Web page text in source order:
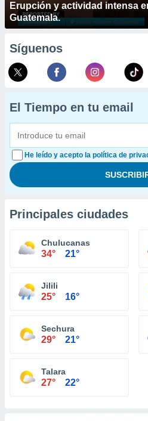
Erupción y actividad intensa
Guatemala.
Síguenos
El Tiempo en tu email
He leído y acepto la política de
Principales ciudades
Chulucanas
34° 21°
Jilili
25° 16°
Sechura
29° 21°
Talara
27° 22°